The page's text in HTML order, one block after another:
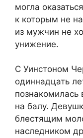
могла
к которым не
из мужчин не
унижение.
С Уинстоном
одиннадцать
познакомилась
на балу.
блестящим
наследником